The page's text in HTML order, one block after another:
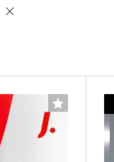
Poista valinta
SUOSIKKI